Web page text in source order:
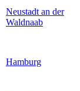
Neustadt an der
Waldnaab
Hamburg